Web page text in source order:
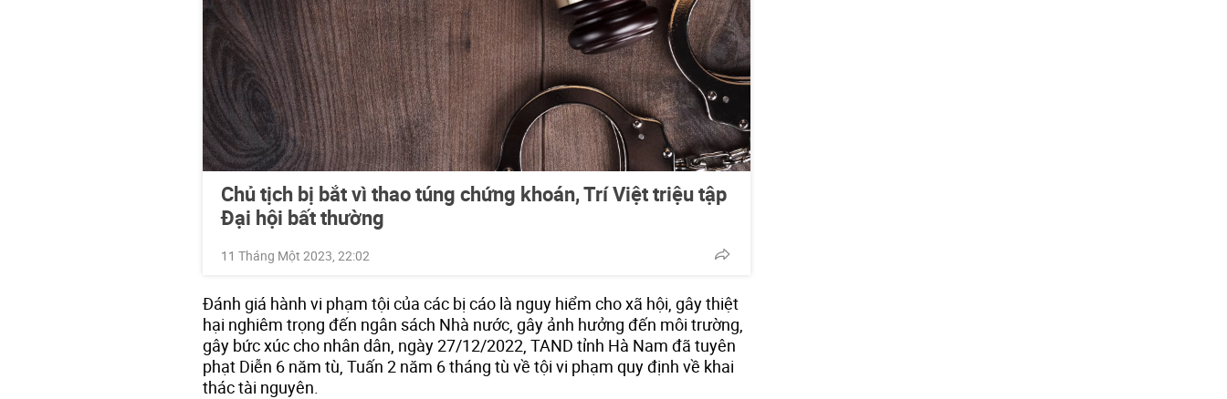
Chủ tịch bị bắt vì thao túng chứng khoán, Trí Việt triệu tập
Đại hội bất thường
11 Tháng Một 2023, 22:02
Đánh giá hành vi phạm tội của các bị cáo là nguy hiểm cho xã hội, gây thiệt
hại nghiêm trọng đến ngân sách Nhà nước, gây ảnh hưởng đến môi trường,
gây bức xúc cho nhân dân, ngày 27/12/2022, TAND tỉnh Hà Nam đã tuyên
phạt Diễn 6 năm tù, Tuấn 2 năm 6 tháng tù về tội vi phạm quy định về khai
thác tài nguyên.